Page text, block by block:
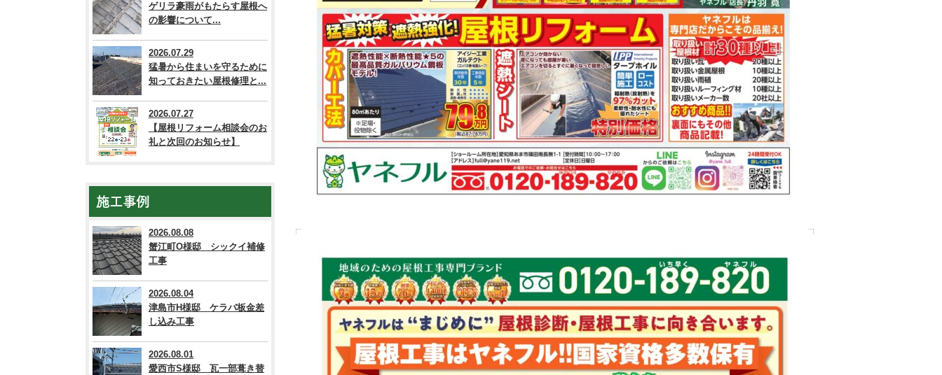
ゲリラ豪雨がもたらす屋根へ
の影響について...
2026.07.29
猛暑から住まいを守るために
知っておきたい屋根修理と...
2026.07.27
【屋根リフォーム相談会のお
礼と次回のお知らせ】
施工事例
2026.08.08
蟹江町O様邸 シックイ補修
工事
2026.08.04
津島市H様邸 ケラバ板金差
し込み工事
2026.08.01
愛西市S様邸 瓦一部葺き替